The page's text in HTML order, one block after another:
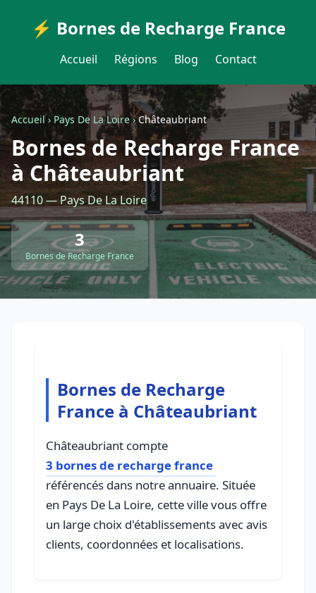
⚡ Bornes de Recharge France
Accueil Régions Blog Contact
Accueil›Pays De La Loire›Châteaubriant
Bornes de Recharge France
à Châteaubriant
44110 — Pays De La Loire
3
Bornes de Recharge France
Bornes de Recharge
France à Châteaubriant
Châteaubriant compte
3 bornes de recharge france
référencés dans notre annuaire. Située
en Pays De La Loire, cette ville vous offre
un large choix d'établissements avec avis
clients, coordonnées et localisations.